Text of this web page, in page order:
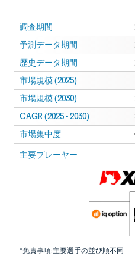
調査期間
予測データ期間
歴史データ期間
市場規模 (2025)
市場規模 (2030)
CAGR (2025 - 2030)
市場集中度
主要プレーヤー
*免責事項:主要選手の並び順不同